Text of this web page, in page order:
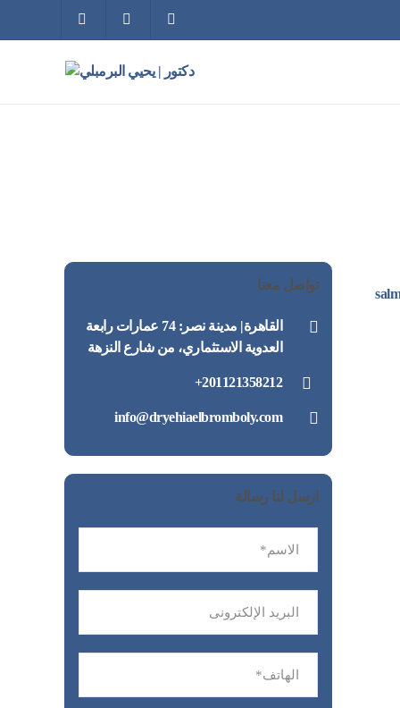
تواصل معنا
القاهرة| مدينة نصر: 74 عمارات رابعة
العدوية الاستثماري، من شارع النزهة
201121358212+
info@dryehiaelbromboly.com
ارسل لنا رسالة